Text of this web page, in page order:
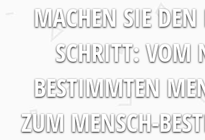
MACHEN SIE DEN
SCHRITT: VOM
BESTIMMTEN
ZUM MENSCH-